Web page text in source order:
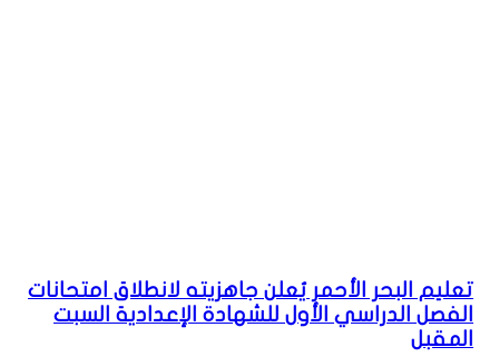
تعليم البحر الأحمر يُعلن جاهزيته لانطلاق امتحانات
الفصل الدراسي الأول للشهادة الإعدادية السبت
المقبل